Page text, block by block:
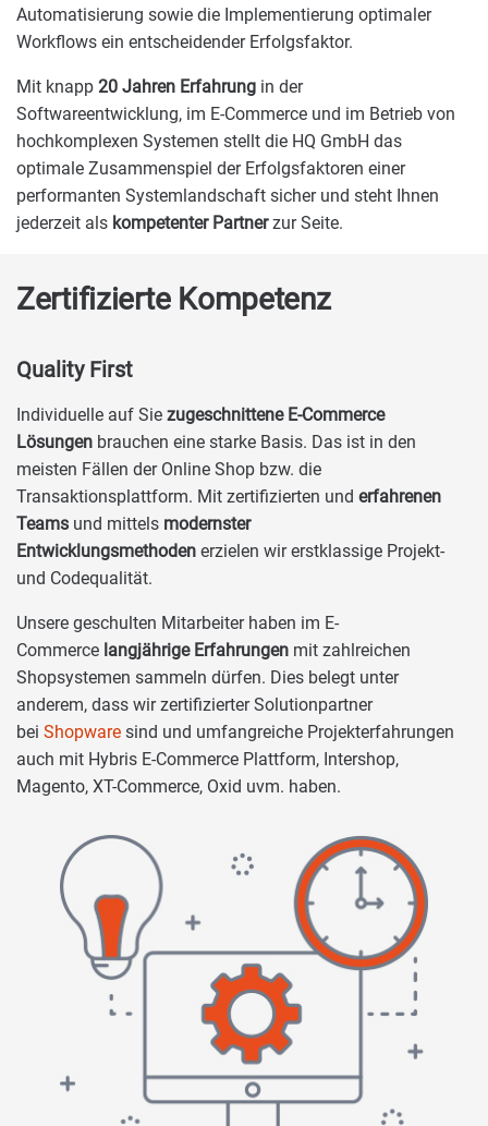
Automatisierung sowie die Implementierung optimaler
Workflows ein entscheidender Erfolgsfaktor.
Mit knapp 20 Jahren Erfahrung in der
Softwareentwicklung, im E-Commerce und im Betrieb von
hochkomplexen Systemen stellt die HQ GmbH das
optimale Zusammenspiel der Erfolgsfaktoren einer
performanten Systemlandschaft sicher und steht Ihnen
jederzeit als kompetenter Partnerzur Seite.
Zertifizierte Kompetenz
Quality First
Individuelle auf Sie zugeschnittene E-Commerce
Lösungen brauchen eine starke Basis. Das ist in den
meisten Fällen der Online Shop bzw. die
Transaktionsplattform. Mit zertifizierten und erfahrenen
Teams und mittels modernster
Entwicklungsmethoden erzielen wir erstklassige Projekt-
und Codequalität.
Unsere geschulten Mitarbeiter haben im E-
Commerce langjährige Erfahrungen mit zahlreichen
Shopsystemen sammeln dürfen. Dies belegt unter
anderem, dass wir zertifizierter Solutionpartner
bei Shopware sind und umfangreiche Projekterfahrungen
auch mit Hybris E-Commerce Plattform, Intershop,
Magento, XT-Commerce, Oxid uvm. haben.